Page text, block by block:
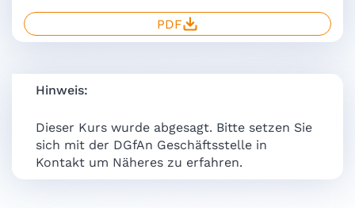
PDF
Hinweis:
Dieser Kurs wurde abgesagt. Bitte setzen Sie
sich mit der DGfAn Geschäftsstelle in
Kontakt um Näheres zu erfahren.